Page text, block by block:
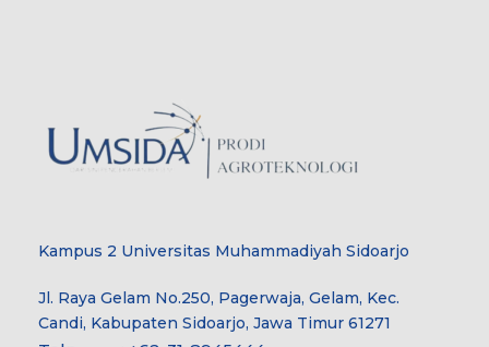
Kampus 2 Universitas Muhammadiyah Sidoarjo
Jl. Raya Gelam No.250, Pagerwaja, Gelam, Kec.
Candi, Kabupaten Sidoarjo, Jawa Timur 61271